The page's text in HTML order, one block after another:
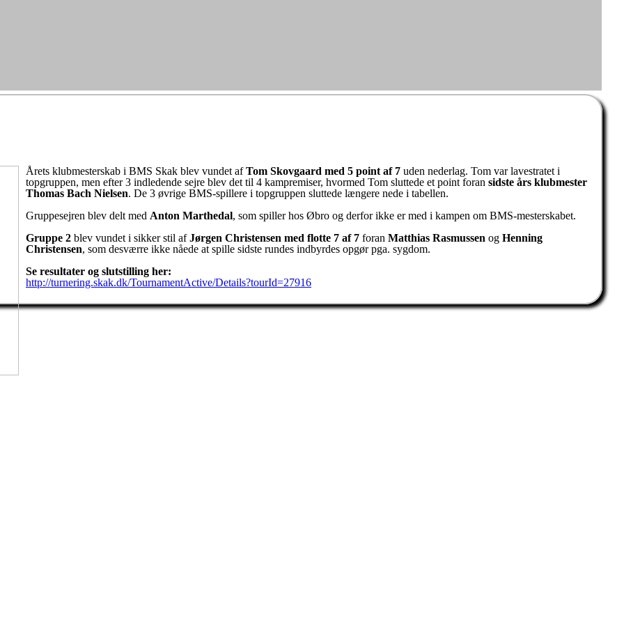
Årets klubmesterskab i BMS Skak blev vundet afTom Skovgaard med 5 point af 7 uden nederlag. Tom var lavestratet i
topgruppen, men efter 3 indledende sejre blev det til 4 kampremiser, hvormed Tom sluttede et point foran sidste års klubmester
Thomas Bach Nielsen. De 3 øvrige BMS-spillere i topgruppen sluttede længere nede i tabellen.
Gruppesejren blev delt med Anton Marthedal, som spiller hos Øbro og derfor ikke er med i kampen om BMS-mesterskabet.
Gruppe 2 blev vundet i sikker stil afJørgen Christensen med flotte 7 af 7 foran Matthias Rasmussen og Henning
Christensen, som desværre ikke nåede at spille sidste rundes indbyrdes opgør pga. sygdom.
Se resultater og slutstilling her:
http://turnering.skak.dk/TournamentActive/Details?tourId=27916